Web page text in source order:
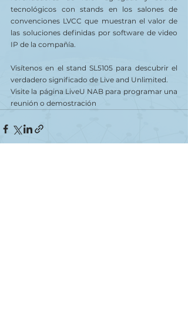
tecnológicos con stands en los salones de
convenciones LVCC que muestran el valor de
las soluciones definidas por software de video
IP de la compañía.
Visítenos en el stand SL5105 para descubrir el
verdadero significado de Live and Unlimited.
Visite la página LiveU NAB para programar una
reunión o demostración